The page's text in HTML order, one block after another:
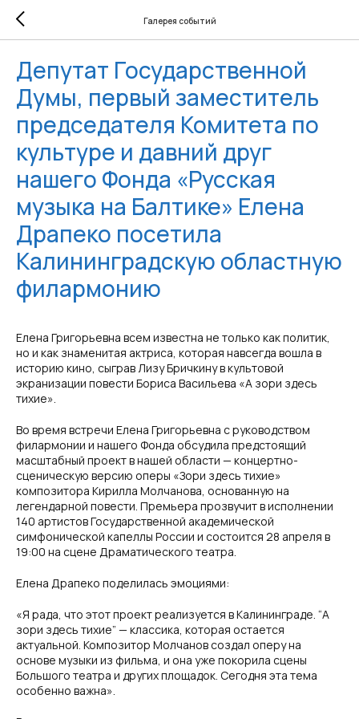
Галерея событий
Депутат Государственной
Думы, первый заместитель
председателя Комитета по
культуре и давний друг
нашего Фонда «Русская
музыка на Балтике» Елена
Драпеко посетила
Калининградскую областную
филармонию
Елена Григорьевна всем известна не только как политик,
но и как знаменитая актриса, которая навсегда вошла в
историю кино, сыграв Лизу Бричкину в культовой
экранизации повести Бориса Васильева «А зори здесь
тихие».
Во время встречи Елена Григорьевна с руководством
филармонии и нашего Фонда обсудила предстоящий
масштабный проект в нашей области — концертно-
сценическую версию оперы «Зори здесь тихие»
композитора Кирилла Молчанова, основанную на
легендарной повести. Премьера прозвучит в исполнении
140 артистов Государственной академической
симфонической капеллы России и состоится 28 апреля в
19:00 на сцене Драматического театра.
Елена Драпеко поделилась эмоциями:
«Я рада, что этот проект реализуется в Калининграде. “А
зори здесь тихие” — классика, которая остается
актуальной. Композитор Молчанов создал оперу на
основе музыки из фильма, и она уже покорила сцены
Большого театра и других площадок. Сегодня эта тема
особенно важна».